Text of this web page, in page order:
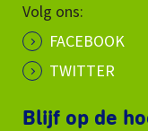
Volg ons:
FACEBOOK
TWITTER
Blijf op de